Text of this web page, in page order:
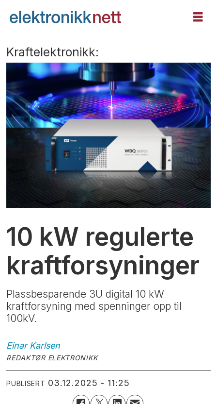
Kraftelektronikk:
10 kW regulerte
kraftforsyninger
Plassbesparende 3U digital 10 kW
kraftforsyning med spenninger opp til
100kV.
Einar Karlsen
REDAKTØR ELEKTRONIKK
PUBLISERT 03.12.2025 - 11:25